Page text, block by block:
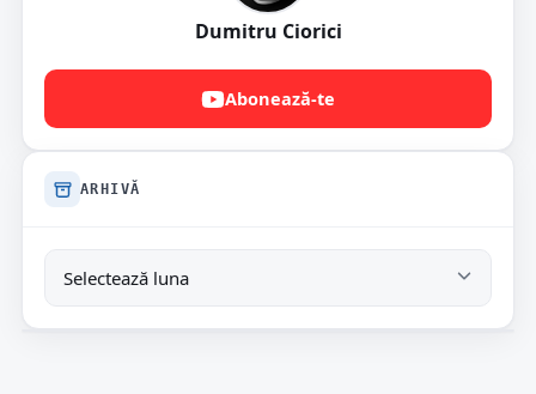
Dumitru Ciorici
Abonează-te
ARHIVĂ